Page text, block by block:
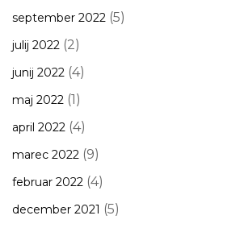
september 2022 (5)
julij 2022 (2)
junij 2022 (4)
maj 2022 (1)
april 2022 (4)
marec 2022 (9)
februar 2022 (4)
december 2021 (5)